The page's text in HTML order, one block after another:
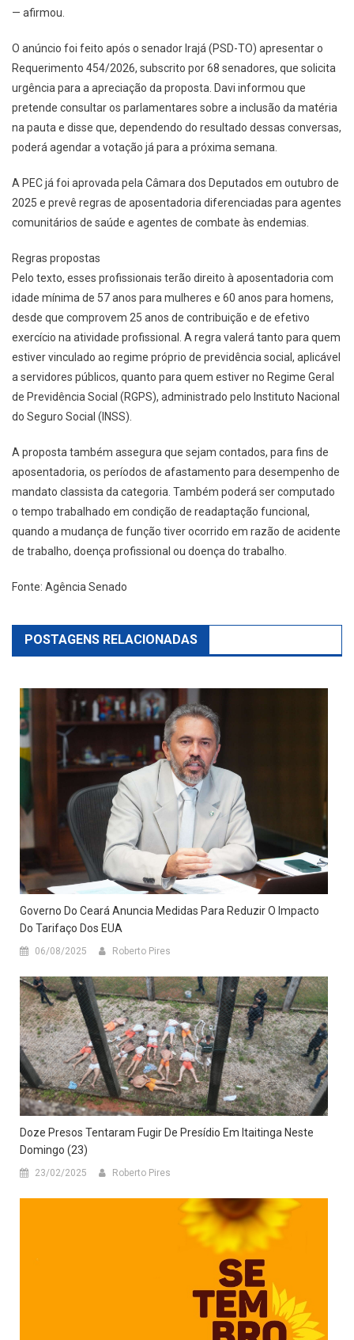
— afirmou.
O anúncio foi feito após o senador Irajá (PSD-TO) apresentar o
Requerimento 454/2026, subscrito por 68 senadores, que solicita
urgência para a apreciação da proposta. Davi informou que
pretende consultar os parlamentares sobre a inclusão da matéria
na pauta e disse que, dependendo do resultado dessas conversas,
poderá agendar a votação já para a próxima semana.
A PEC já foi aprovada pela Câmara dos Deputados em outubro de
2025 e prevê regras de aposentadoria diferenciadas para agentes
comunitários de saúde e agentes de combate às endemias.
Regras propostas
Pelo texto, esses profissionais terão direito à aposentadoria com
idade mínima de 57 anos para mulheres e 60 anos para homens,
desde que comprovem 25 anos de contribuição e de efetivo
exercício na atividade profissional. A regra valerá tanto para quem
estiver vinculado ao regime próprio de previdência social, aplicável
a servidores públicos, quanto para quem estiver no Regime Geral
de Previdência Social (RGPS), administrado pelo Instituto Nacional
do Seguro Social (INSS).
A proposta também assegura que sejam contados, para fins de
aposentadoria, os períodos de afastamento para desempenho de
mandato classista da categoria. Também poderá ser computado
o tempo trabalhado em condição de readaptação funcional,
quando a mudança de função tiver ocorrido em razão de acidente
de trabalho, doença profissional ou doença do trabalho.
Fonte: Agência Senado
POSTAGENS RELACIONADAS
Governo Do Ceará Anuncia Medidas Para Reduzir O Impacto
Do Tarifaço Dos EUA
06/08/2025 Roberto Pires
Doze Presos Tentaram Fugir De Presídio Em Itaitinga Neste
Domingo (23)
23/02/2025 Roberto Pires